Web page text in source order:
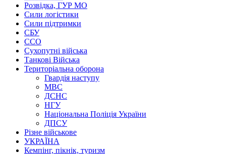
Розвідка, ГУР МО
Сили логістики
Сили підтримки
СБУ
ССО
Сухопутні війська
Танкові Війська
Територіальна оборона
Гвардія наступу
МВС
ДСНС
НГУ
Національна Поліція України
ДПСУ
Різне військове
УКРАЇНА
Кемпінг, пікнік, туризм